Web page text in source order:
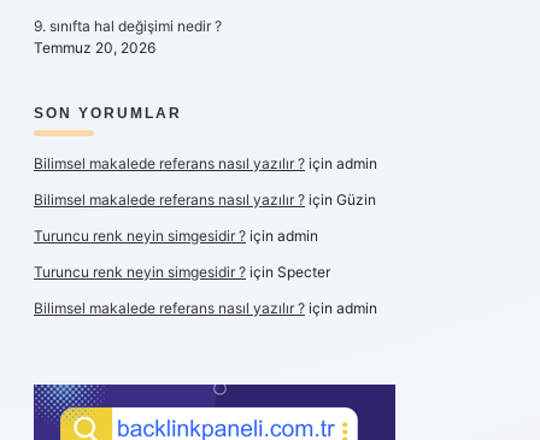
9. sınıfta hal değişimi nedir ?
Temmuz 20, 2026
SON YORUMLAR
Bilimsel makalede referans nasıl yazılır ? için admin
Bilimsel makalede referans nasıl yazılır ? için Güzin
Turuncu renk neyin simgesidir ? için admin
Turuncu renk neyin simgesidir ? için Specter
Bilimsel makalede referans nasıl yazılır ? için admin